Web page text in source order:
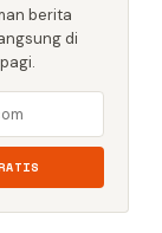
berita
di